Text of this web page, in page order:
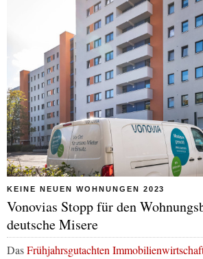
KEINE NEUEN WOHNUNGEN 2023
Vonovias Stopp für den
deutsche Misere
DasFrühjahrsgutachten